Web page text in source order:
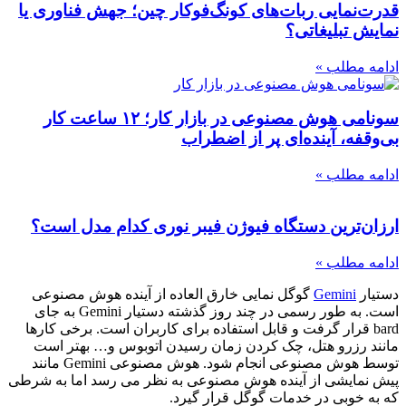
قدرت‌نمایی ربات‌های کونگ‌فوکار چین؛ جهش فناوری یا
نمایش تبلیغاتی؟
ادامه مطلب »
سونامی هوش مصنوعی در بازار کار؛ ۱۲ ساعت کار
بی‌وقفه، آینده‌ای پر از اضطراب
ادامه مطلب »
ارزان‌ترین دستگاه فیوژن فیبر نوری کدام مدل است؟
ادامه مطلب »
دستیار Gemini گوگل نمایی خارق العاده از آینده هوش مصنوعی
است. به طور رسمی در چند روز گذشته دستیار Gemini به جای
bard قرار گرفت و قابل استفاده برای کاربران است. برخی کارها
مانند رزرو هتل، چک کردن زمان رسیدن اتوبوس و… بهتر است
توسط هوش مصنوعی انجام شود. هوش مصنوعی Gemini مانند
پیش نمایشی از آینده هوش مصنوعی به نظر می رسد اما به شرطی
که به خوبی در خدمات گوگل قرار گیرد.